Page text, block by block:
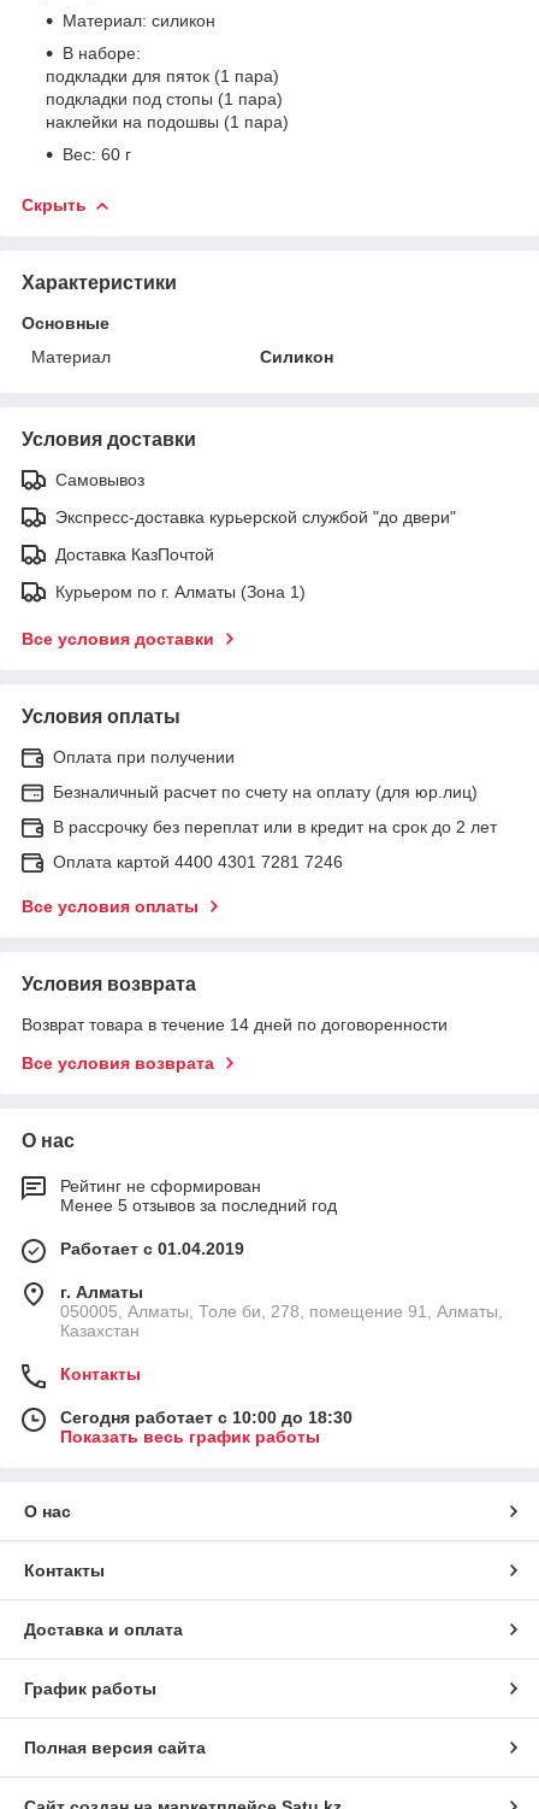
Материал: силикон
В наборе:
подкладки для пяток (1 пара)
подкладки под стопы (1 пара)
наклейки на подошвы (1 пара)
Вес: 60 г
Скрыть
Характеристики
Основные
Материал
Силикон
Условия доставки
Самовывоз
Экспресс-доставка курьерской службой "до двери"
Доставка КазПочтой
Курьером по г. Алматы (Зона 1)
Все условия доставки
Условия оплаты
Оплата при получении
Безналичный расчет по счету на оплату (для юр.лиц)
В рассрочку без переплат или в кредит на срок до 2 лет
Оплата картой 4400 4301 7281 7246
Все условия оплаты
Условия возврата
Возврат товара в течение 14 дней по договоренности
Все условия возврата
О нас
Рейтинг не сформирован
Менее 5 отзывов за последний год
Работает с 01.04.2019
г. Алматы
050005, Алматы, Толе би, 278, помещение 91, Алматы,
Казахстан
Контакты
Сегодня работает с 10:00 до 18:30
Показать весь график работы
О нас
Контакты
Доставка и оплата
График работы
Полная версия сайта